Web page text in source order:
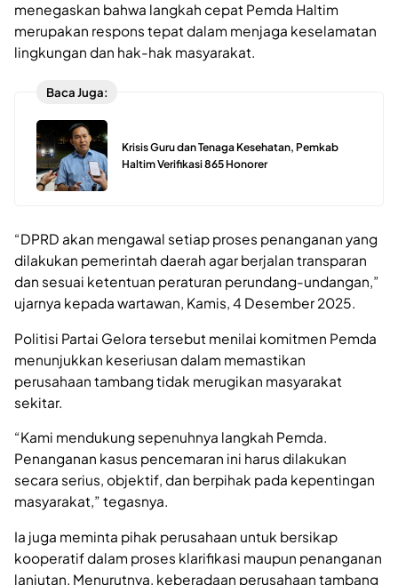
menegaskan bahwa langkah cepat Pemda Haltim
merupakan respons tepat dalam menjaga keselamatan
lingkungan dan hak-hak masyarakat.
Baca Juga:
Krisis Guru dan Tenaga Kesehatan, Pemkab
Haltim Verifikasi 865 Honorer
“DPRD akan mengawal setiap proses penanganan yang
dilakukan pemerintah daerah agar berjalan transparan
dan sesuai ketentuan peraturan perundang-undangan,”
ujarnya kepada wartawan, Kamis, 4 Desember 2025.
Politisi Partai Gelora tersebut menilai komitmen Pemda
menunjukkan keseriusan dalam memastikan
perusahaan tambang tidak merugikan masyarakat
sekitar.
“Kami mendukung sepenuhnya langkah Pemda.
Penanganan kasus pencemaran ini harus dilakukan
secara serius, objektif, dan berpihak pada kepentingan
masyarakat,” tegasnya.
Ia juga meminta pihak perusahaan untuk bersikap
kooperatif dalam proses klarifikasi maupun penanganan
lanjutan. Menurutnya, keberadaan perusahaan tambang